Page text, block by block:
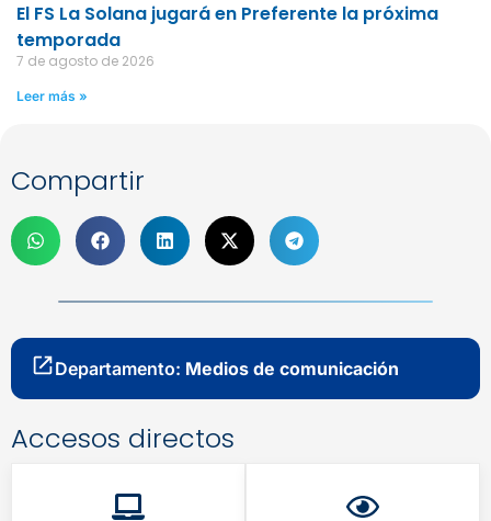
El FS La Solana jugará en Preferente la próxima
temporada
7 de agosto de 2026
Leer más »
Compartir
Departamento: Medios de comunicación
Accesos directos